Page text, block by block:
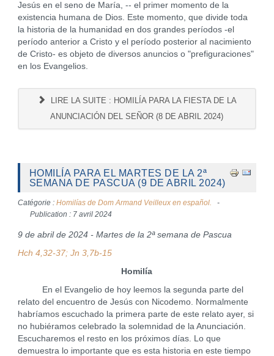
Jesús en el seno de María, -- el primer momento de la
existencia humana de Dios. Este momento, que divide toda
la historia de la humanidad en dos grandes períodos -el
período anterior a Cristo y el período posterior al nacimiento
de Cristo- es objeto de diversos anuncios o "prefiguraciones"
en los Evangelios.
LIRE LA SUITE : HOMILÍA PARA LA FIESTA DE LA
ANUNCIACIÓN DEL SEÑOR (8 DE ABRIL 2024)
HOMILÍA PARA EL MARTES DE LA 2ª
SEMANA DE PASCUA (9 DE ABRIL 2024)
Catégorie : Homilías de Dom Armand Veilleux en español.
Publication : 7 avril 2024
9 de abril de 2024 - Martes de la 2ª semana de Pascua
Hch 4,32-37; Jn 3,7b-15
Homilía
En el Evangelio de hoy leemos la segunda parte del
relato del encuentro de Jesús con Nicodemo. Normalmente
habríamos escuchado la primera parte de este relato ayer, si
no hubiéramos celebrado la solemnidad de la Anunciación.
Escucharemos el resto en los próximos días. Lo que
demuestra lo importante que es esta historia en este tiempo